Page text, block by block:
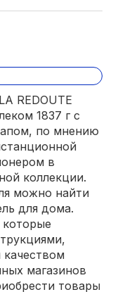
REDOUTE
1837 г с
по мнению
в
коллекции.
можно найти
для дома.
магазинов
товары